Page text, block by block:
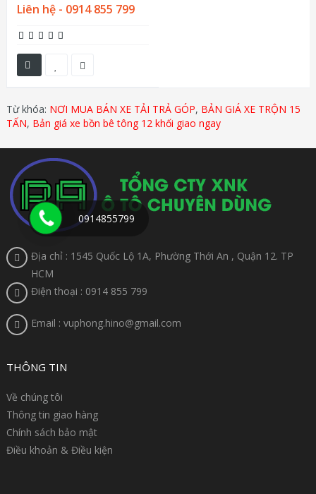
Liên hệ - 0914 855 799
Từ khóa: NƠI MUA BÁN XE TẢI TRẢ GÓP, BẢN GIÁ XE TRỘN 15
TẤN, Bản giá xe bồn bê tông 12 khối giao ngay
Địa chỉ : 1545 Quốc Lộ 1A, Phường Thới An , Quận 12. TP
HCM
Điện thoại : 0914 855 799
Email : vuphong.hino@gmail.com
THÔNG TIN
Về chúng tôi
Thông tin giao hàng
Chính sách bảo mật
Điều khoản & Điều kiện
0914855799